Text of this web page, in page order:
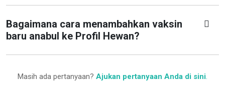
Bagaimana cara menambahkan vaksin
baru anabul ke Profil Hewan?
Masih ada pertanyaan? Ajukan pertanyaan Anda di sini.